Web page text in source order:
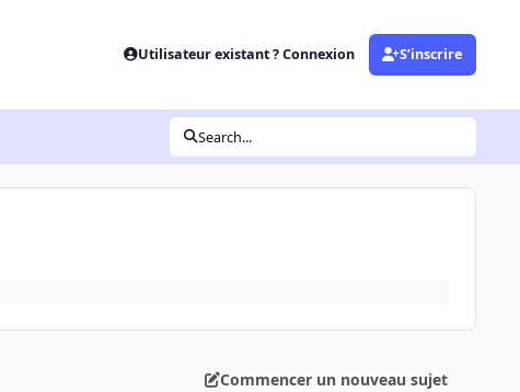
Utilisateur existant ? Connexion S’inscrire
Search...
Commencer un nouveau sujet